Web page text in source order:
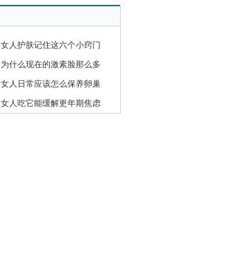
女人护肤记住这六个小窍门
为什么现在的激素脸那么多
女人日常应该怎么保养卵巢
女人吃它能缓解更年期焦虑